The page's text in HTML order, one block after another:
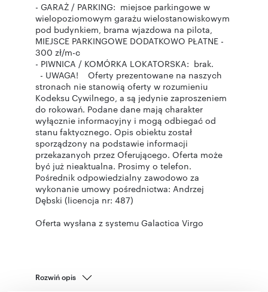
- GARAŻ / PARKING: miejsce parkingowe w
wielopoziomowym garażu wielostanowiskowym
pod budynkiem, brama wjazdowa na pilota,
MIEJSCE PARKINGOWE DODATKOWO PŁATNE -
300 zł/m-c
- PIWNICA / KOMÓRKA LOKATORSKA: brak.
- UWAGA! Oferty prezentowane na naszych
stronach nie stanowią oferty w rozumieniu
Kodeksu Cywilnego, a są jedynie zaproszeniem
do rokowań. Podane dane mają charakter
wyłącznie informacyjny i mogą odbiegać od
stanu faktycznego. Opis obiektu został
sporządzony na podstawie informacji
przekazanych przez Oferującego. Oferta może
być już nieaktualna. Prosimy o telefon.
Pośrednik odpowiedzialny zawodowo za
wykonanie umowy pośrednictwa: Andrzej
Dębski (licencja nr: 487)
Oferta wysłana z systemu Galactica Virgo
Rozwiń opis